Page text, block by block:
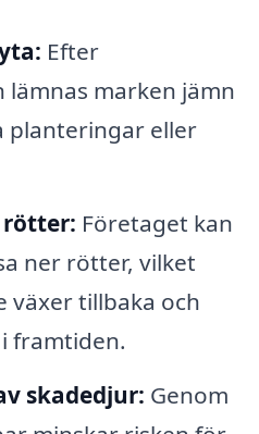
Efter
marken jämn
planteringar eller
Företaget kan
ner rötter, vilket
tillbaka och
framtiden.
skadedjur: Genom